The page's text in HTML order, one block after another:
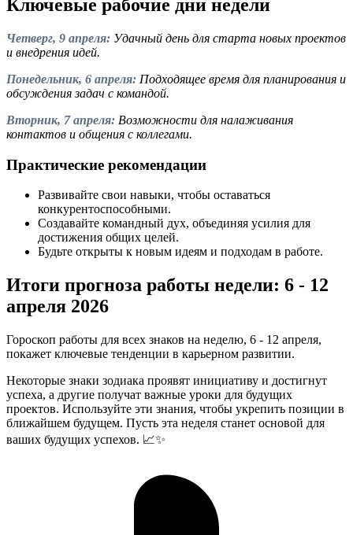
Ключевые рабочие дни недели
Четверг, 9 апреля: Удачный день для старта новых проектов
и внедрения идей.
Понедельник, 6 апреля: Подходящее время для планирования и
обсуждения задач с командой.
Вторник, 7 апреля: Возможности для налаживания
контактов и общения с коллегами.
Практические рекомендации
Развивайте свои навыки, чтобы оставаться
конкурентоспособными.
Создавайте командный дух, объединяя усилия для
достижения общих целей.
Будьте открыты к новым идеям и подходам в работе.
Итоги прогноза работы недели: 6 - 12
апреля 2026
Гороскоп работы для всех знаков на неделю, 6 - 12 апреля,
покажет ключевые тенденции в карьерном развитии.
Некоторые знаки зодиака проявят инициативу и достигнут
успеха, а другие получат важные уроки для будущих
проектов. Используйте эти знания, чтобы укрепить позиции в
ближайшем будущем. Пусть эта неделя станет основой для
ваших будущих успехов. 📈✨